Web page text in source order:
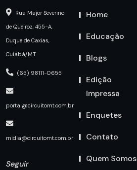
Rua Major Severino
de Queiroz, 455-A,
Duque de Caxias,
Cuiabá/MT
(65) 98111-0655
portal@circuitomt.com.br
midia@circuitomt.com.br
Seguir
Home
Educação
Blogs
Edição
Impressa
Enquetes
Contato
Quem Somos